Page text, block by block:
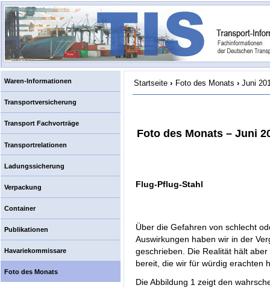
Waren-Informationen
Transportversicherung
Transport Fachvorträge
Transportrelationen
Ladungssicherung
Verpackung
Container
Publikationen
Havariekommissare
Foto des Monats
Startseite › Foto des Monats › Juni
Foto des Monats – Juni
Flug-Pflug-Stahl
Über die Gefahren von schlecht
Auswirkungen haben wir in der
geschrieben. Die Realität hält
bereit, die wir für würdig erachten
Die Abbildung 1 zeigt den